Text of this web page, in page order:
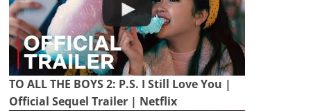
TO ALL THE BOYS 2: P.S. I Still Love You |
Official Sequel Trailer | Netflix